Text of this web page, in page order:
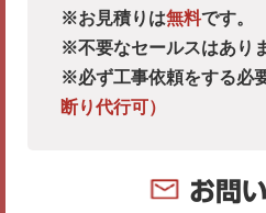
※お見積りは無料です。
※不要なセールスはあり
※必ず工事依頼をする必
断り代行可）
お問